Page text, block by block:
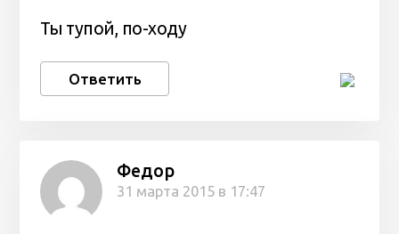
Ты тупой, по-ходу
Ответить
Федор
31 марта 2015 в 17:47